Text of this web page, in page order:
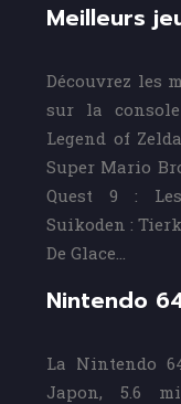
Meilleurs
Découvrez les
sur la
Legend of
Super Mario
Quest 9 :
Suikoden :
De Glace…
Nintendo
La Nintendo
Japon, 5.6